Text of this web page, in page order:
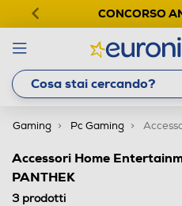
CONCORSO
Gaming Pc Gaming
Accessori Home
PANTHEK
3prodotti